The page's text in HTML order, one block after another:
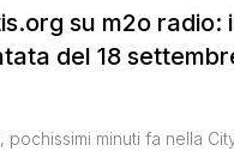
su m2o radio:
del 18
pochissimi minuti fa nella